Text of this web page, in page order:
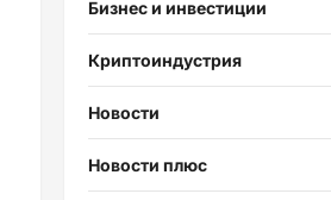
Бизнес и инвестиции
Криптоиндустрия
Новости
Новости плюс